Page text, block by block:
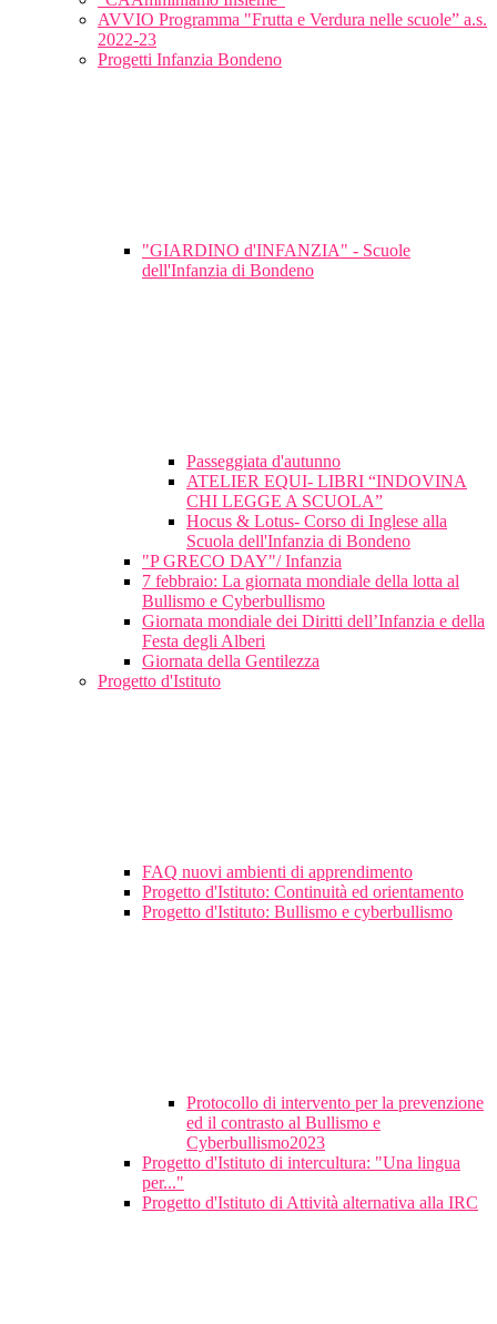
AVVIO Programma "Frutta e Verdura nelle scuole” a.s.
2022-23
Progetti Infanzia Bondeno
"GIARDINO d'INFANZIA" - Scuole
dell'Infanzia di Bondeno
Passeggiata d'autunno
ATELIER EQUI- LIBRI “INDOVINA
CHI LEGGE A SCUOLA”
Hocus & Lotus- Corso di Inglese alla
Scuola dell'Infanzia di Bondeno
"P GRECO DAY"/ Infanzia
7 febbraio: La giornata mondiale della lotta al
Bullismo e Cyberbullismo
Giornata mondiale dei Diritti dell’Infanzia e della
Festa degli Alberi
Giornata della Gentilezza
Progetto d'Istituto
FAQ nuovi ambienti di apprendimento
Progetto d'Istituto: Continuità ed orientamento
Progetto d'Istituto: Bullismo e cyberbullismo
Protocollo di intervento per la prevenzione
ed il contrasto al Bullismo e
Cyberbullismo2023
Progetto d'Istituto di intercultura: "Una lingua
per..."
Progetto d'Istituto di Attività alternativa alla IRC